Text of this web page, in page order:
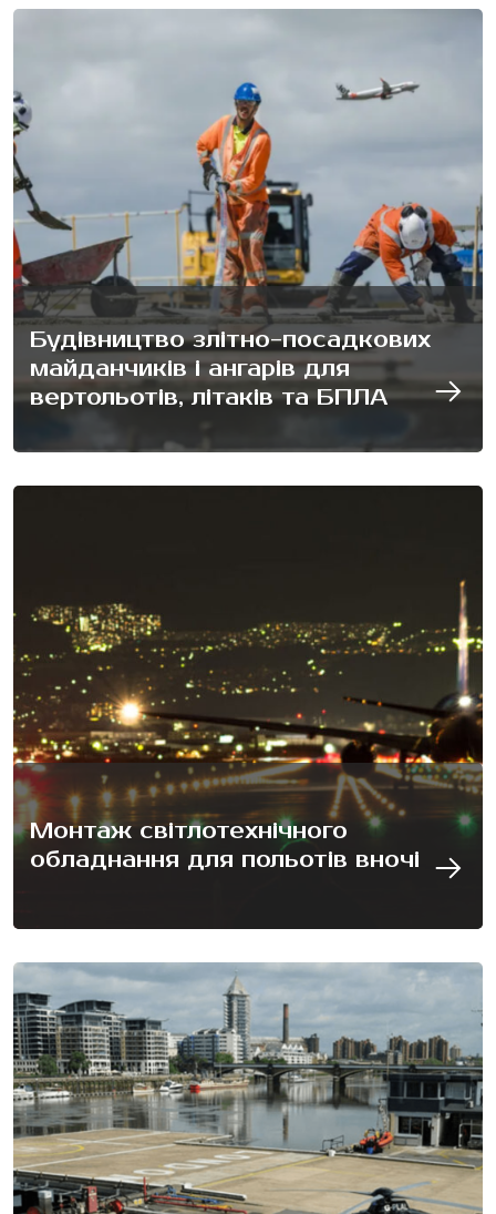
Будівництво злітно-посадкових
майданчиків і ангарів для
вертольотів, літаків та БПЛА
Монтаж світлотехнічного
обладнання для польотів вночі